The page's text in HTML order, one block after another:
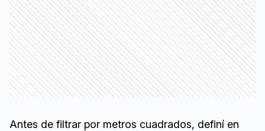
Antes de filtrar por metros cuadrados, definí en